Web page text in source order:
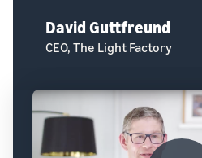
David Guttfreund
CEO, The Light Factory